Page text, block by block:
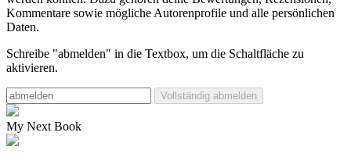
Kommentare sowie mögliche Autorenprofile und alle persönlichen
Daten.
Schreibe "abmelden" in die Textbox, um die Schaltfläche zu
aktivieren.
Vollständig abmelden
My Next Book